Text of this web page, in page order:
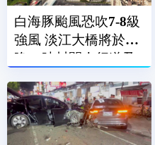
白海豚颱風恐吹7-8級
強風 淡江大橋將於今
晚21時封閉人行道及